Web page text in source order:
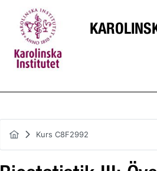
Kurs C8F2992